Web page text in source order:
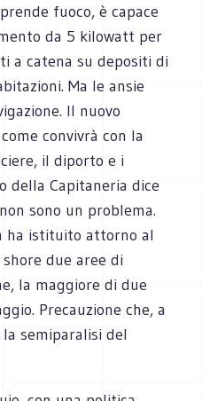
fuoco, è capace
da 5 kilowatt per
a catena su depositi di
Ma le ansie
Il nuovo
convivrà con la
il diporto e i
della Capitaneria dice
sono un problema.
ha istituito attorno al
due aree di
la maggiore di due
Precauzione che, a
semiparalisi del